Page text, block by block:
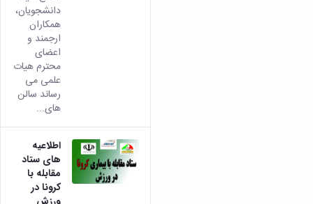
دانشجویان،
همکاران
ارجمند و
اعضای
محترم هیات
علمی می
رساند سالن
های...
اطلاعیه
های ستاد
مقابله با
کرونا در
ورزش